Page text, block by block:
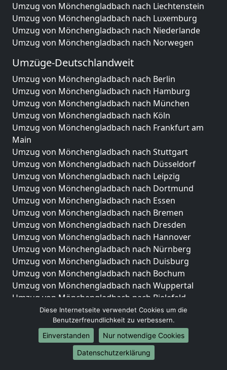
Umzug von Mönchengladbach nach Liechtenstein
Umzug von Mönchengladbach nach Luxemburg
Umzug von Mönchengladbach nach Niederlande
Umzug von Mönchengladbach nach Norwegen
Umzüge-Deutschlandweit
Umzug von Mönchengladbach nach Berlin
Umzug von Mönchengladbach nach Hamburg
Umzug von Mönchengladbach nach München
Umzug von Mönchengladbach nach Köln
Umzug von Mönchengladbach nach Frankfurt am
Main
Umzug von Mönchengladbach nach Stuttgart
Umzug von Mönchengladbach nach Düsseldorf
Umzug von Mönchengladbach nach Leipzig
Umzug von Mönchengladbach nach Dortmund
Umzug von Mönchengladbach nach Essen
Umzug von Mönchengladbach nach Bremen
Umzug von Mönchengladbach nach Dresden
Umzug von Mönchengladbach nach Hannover
Umzug von Mönchengladbach nach Nürnberg
Umzug von Mönchengladbach nach Duisburg
Umzug von Mönchengladbach nach Bochum
Umzug von Mönchengladbach nach Wuppertal
Umzug von Mönchengladbach nach Bielefeld
Umzug von Mönchengladbach nach Bonn
Umzug von Mönchengladbach nach Münster
Internationale-Umzüge
Umzug von Mönchengladbach nach Brasilien
Diese Internetseite verwendet Cookies um die
Benutzerfreundlichkeit zu verbessern.
Einverstanden
Nur notwendige Cookies
Datenschutzerklärung